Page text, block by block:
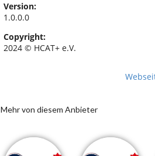
Version:
1.0.0.0
Copyright:
2024 © HCAT+ e.V.
Mehr von diesem Anbieter